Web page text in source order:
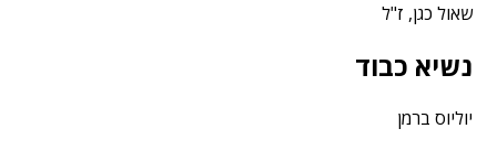
שאול כגן, ז"ל
נשיא כבוד
יוליוס ברמן